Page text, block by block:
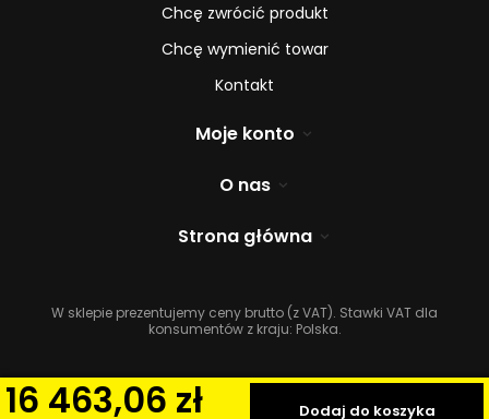
16 463,06 zł Dodaj do koszyka
Chcę zwrócić produkt
Chcę wymienić towar
Kontakt
Moje konto
O nas
Strona główna
W sklepie prezentujemy ceny brutto (z VAT). Stawki VAT dla
konsumentów z kraju: Polska.